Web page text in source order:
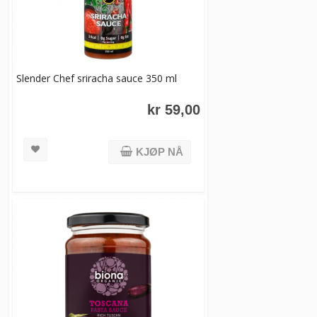
Slender Chef sriracha sauce 350 ml
kr 59,00
KJØP NÅ